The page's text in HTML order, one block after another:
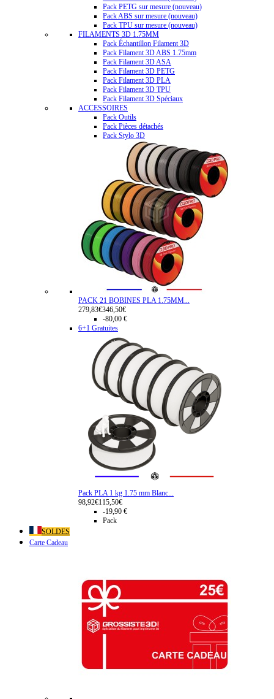
Pack PETG sur mesure (nouveau)
Pack ABS sur mesure (nouveau)
Pack TPU sur mesure (nouveau)
FILAMENTS 3D 1.75MM
Pack Échantillon Filament 3D
Pack Filament 3D ABS 1.75mm
Pack Filament 3D ASA
Pack Filament 3D PETG
Pack Filament 3D PLA
Pack Filament 3D TPU
Pack Filament 3D Spéciaux
ACCESSOIRES
Pack Outils
Pack Pièces détachés
Pack Stylo 3D
PACK 21 BOBINES PLA 1.75MM...
279,83€346,50€
-80,00 €
6+1 Gratuites
Pack PLA 1 kg 1.75 mm Blanc...
98,92€115,50€
-19,90 €
Pack
SOLDES
Carte Cadeau